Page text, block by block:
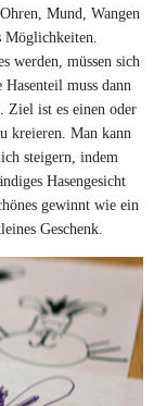
Mund, Wangen
Möglichkeiten.
werden, müssen sich
muss dann
Ziel ist es einen oder
kreieren. Man kann
steigern, indem
Hasengesicht
gewinnt wie ein
Geschenk.